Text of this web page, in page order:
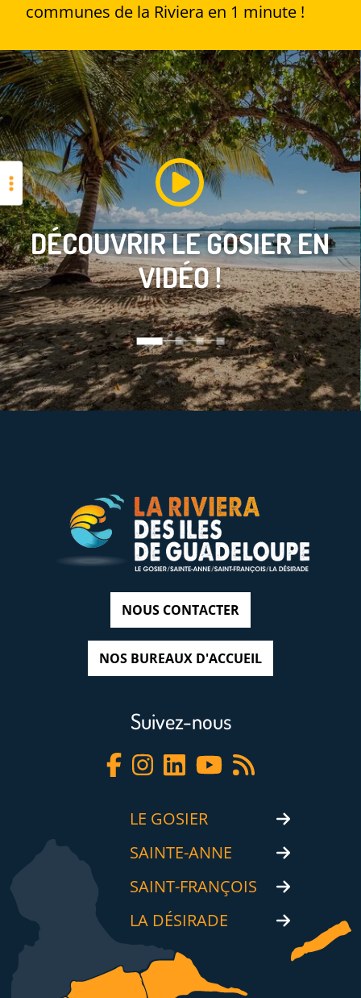
communes de la Riviera en 1 minute !
DÉCOUVRIRSAINTE-ANNE
EN VIDÉO !
NOUS CONTACTER
NOS BUREAUX D'ACCUEIL
Suivez-nous
LE GOSIER
SAINTE-ANNE
SAINT-FRANÇOIS
LA DÉSIRADE